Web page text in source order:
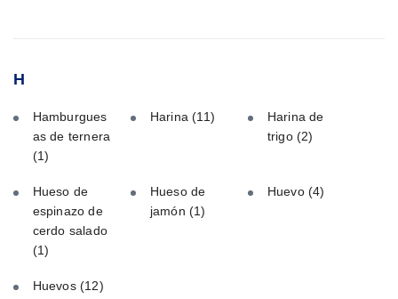
H
Hamburgues
as de ternera
(1)
Harina(11)
Harina de
trigo(2)
Hueso de
espinazo de
cerdo salado
(1)
Hueso de
jamón (1)
Huevo(4)
Huevos (12)